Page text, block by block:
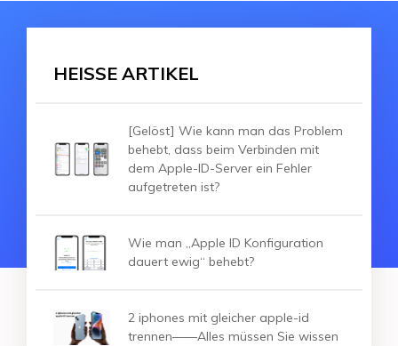
HEISSE ARTIKEL
[Gelöst] Wie kann man das Problem
behebt, dass beim Verbinden mit
dem Apple-ID-Server ein Fehler
aufgetreten ist?
Wie man „Apple ID Konfiguration
dauert ewig“ behebt?
2 iphones mit gleicher apple-id
trennen——Alles müssen Sie wissen